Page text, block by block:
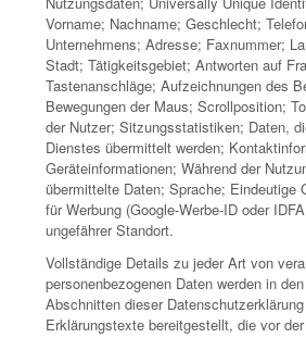
Vorname; Nachname; Geschlecht;
Unternehmens; Adresse; Faxnummer;
Stadt; Tätigkeitsgebiet; Antworten auf
Tastenanschläge; Aufzeichnungen des
Bewegungen der Maus; Scrollposition;
der Nutzer; Sitzungsstatistiken; Daten,
Dienstes übermittelt werden;
Geräteinformationen; Während der
übermittelte Daten; Sprache; Eindeutige
für Werbung (Google-Werbe-ID oder
ungefährer Standort.
Vollständige Details zu jeder Art von
personenbezogenen Daten werden in
Abschnitten dieser
Erklärungstexte bereitgestellt, die vor